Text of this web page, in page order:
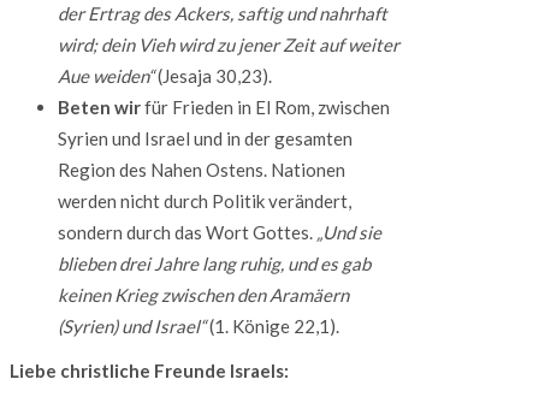
der Ertrag des Ackers, saftig und nahrhaft
wird; dein Vieh wird zu jener Zeit auf weiter
Aue weiden“(Jesaja 30,23).
Beten wirfür Frieden in El Rom, zwischen
Syrien und Israel und in der gesamten
Region des Nahen Ostens. Nationen
werden nicht durch Politik verändert,
sondern durch das Wort Gottes. „Und sie
blieben drei Jahre lang ruhig, und es gab
keinen Krieg zwischen den Aramäern
(Syrien) und Israel“(1. Könige 22,1).
Liebe christliche Freunde Israels: